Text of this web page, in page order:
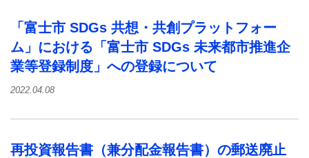
「富士市 SDGs 共想・共創プラットフォー
ム」における「富士市 SDGs 未来都市推進企
業等登録制度」への登録について
2022.04.08
再投資報告書（兼分配金報告書）の郵送廃止